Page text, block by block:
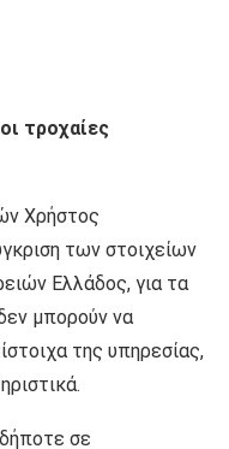
τροχαίες
Χρήστος
των στοιχείων
Ελλάδος, για τα
μπορούν να
της υπηρεσίας,
σε